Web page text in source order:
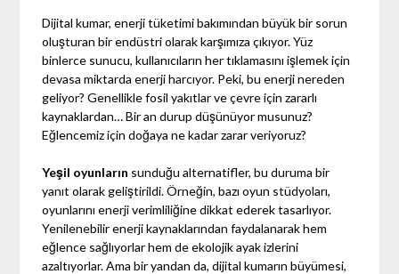
Dijital kumar, enerji tüketimi bakımından büyük bir sorun
oluşturan bir endüstri olarak karşımıza çıkıyor. Yüz
binlerce sunucu, kullanıcıların her tıklamasını işlemek için
devasa miktarda enerji harcıyor. Peki, bu enerji nereden
geliyor? Genellikle fosil yakıtlar ve çevre için zararlı
kaynaklardan… Bir an durup düşünüyor musunuz?
Eğlencemiz için doğaya ne kadar zarar veriyoruz?
Yeşil oyunların sunduğu alternatifler, bu duruma bir
yanıt olarak geliştirildi. Örneğin, bazı oyun stüdyoları,
oyunlarını enerji verimliliğine dikkat ederek tasarlıyor.
Yenilenebilir enerji kaynaklarından faydalanarak hem
eğlence sağlıyorlar hem de ekolojik ayak izlerini
azaltıyorlar. Ama bir yandan da, dijital kumarın büyümesi,